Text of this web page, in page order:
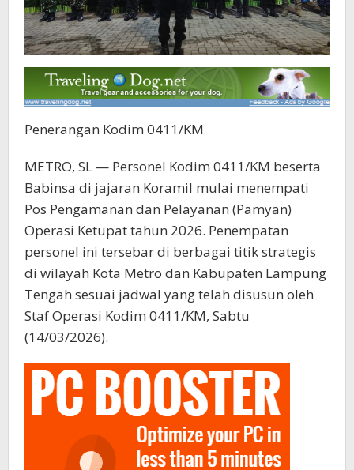
Penerangan Kodim 0411/KM
METRO, SL — Personel Kodim 0411/KM beserta
Babinsa di jajaran Koramil mulai menempati
Pos Pengamanan dan Pelayanan (Pamyan)
Operasi Ketupat tahun 2026. Penempatan
personel ini tersebar di berbagai titik strategis
di wilayah Kota Metro dan Kabupaten Lampung
Tengah sesuai jadwal yang telah disusun oleh
Staf Operasi Kodim 0411/KM, Sabtu
(14/03/2026).